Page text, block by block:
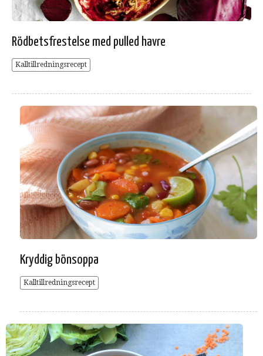
Rödbetsfrestelse med pulled havre
Kalltillredningsrecept
Kryddig bönsoppa
Kalltillredningsrecept